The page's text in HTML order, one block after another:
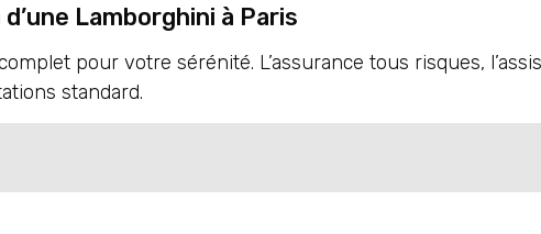
Lamborghini à Paris
pour votre sérénité. L’assurance tous risques,
standard.